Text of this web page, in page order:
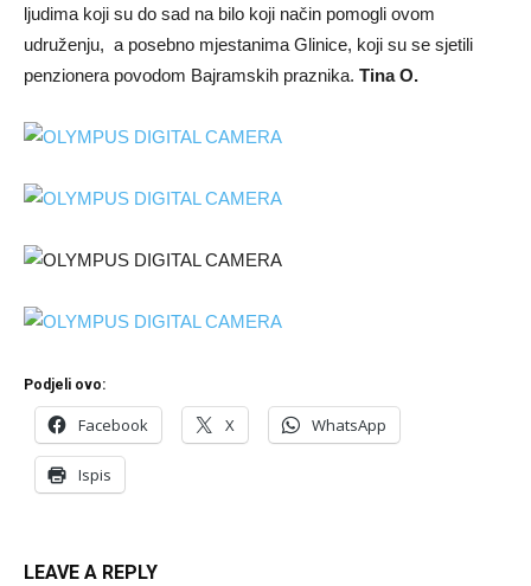
ljudima koji su do sad na bilo koji način pomogli ovom
udruženju, a posebno mjestanima Glinice, koji su se sjetili
penzionera povodom Bajramskih praznika. Tina O.
Podjeli ovo:
Facebook X WhatsApp
Ispis
LEAVE A REPLY